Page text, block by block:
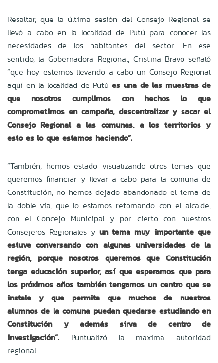
Resaltar, que la última sesión del Consejo Regional se
llevó a cabo en la localidad de Putú para conocer las
necesidades de los habitantes del sector. En ese
sentido, la Gobernadora Regional, Cristina Bravo señaló
“que hoy estemos llevando a cabo un Consejo Regional
aquí en la localidad de Putú es una de las muestras de
que nosotros cumplimos con hechos lo que
comprometimos en campaña, descentralizar y sacar el
Consejo Regional a las comunas, a los territorios y
esto es lo que estamos haciendo”.
“También, hemos estado visualizando otros temas que
queremos financiar y llevar a cabo para la comuna de
Constitución, no hemos dejado abandonado el tema de
la doble vía, que lo estamos retomando con el alcalde,
con el Concejo Municipal y por cierto con nuestros
Consejeros Regionales y un tema muy importante que
estuve conversando con algunas universidades de la
región, porque nosotros queremos que Constitución
tenga educación superior, así que esperamos que para
los próximos años también tengamos un centro que se
instale y que permita que muchos de nuestros
alumnos de la comuna puedan quedarse estudiando en
Constitución y además sirva de centro de
investigación”. Puntualizó la máxima autoridad
regional.